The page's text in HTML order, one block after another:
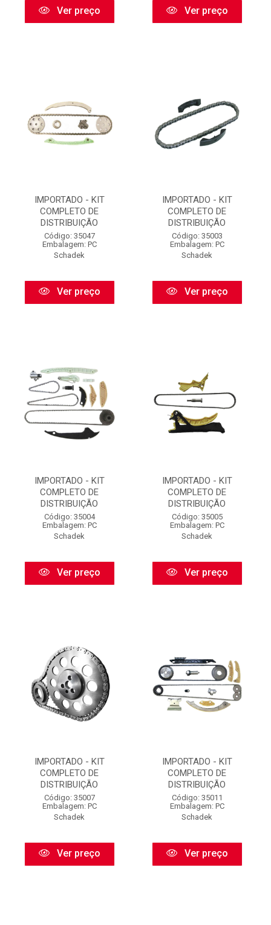
Ver preço Ver preço
IMPORTADO - KIT
COMPLETO DE
DISTRIBUIÇÃO
Código: 35047
Embalagem: PC
Schadek
Ver preço
IMPORTADO - KIT
COMPLETO DE
DISTRIBUIÇÃO
Código: 35003
Embalagem: PC
Schadek
Ver preço
IMPORTADO - KIT
COMPLETO DE
DISTRIBUIÇÃO
Código: 35004
Embalagem: PC
Schadek
Ver preço
IMPORTADO - KIT
COMPLETO DE
DISTRIBUIÇÃO
Código: 35005
Embalagem: PC
Schadek
Ver preço
IMPORTADO - KIT
COMPLETO DE
DISTRIBUIÇÃO
Código: 35007
Embalagem: PC
Schadek
Ver preço
IMPORTADO - KIT
COMPLETO DE
DISTRIBUIÇÃO
Código: 35011
Embalagem: PC
Schadek
Ver preço